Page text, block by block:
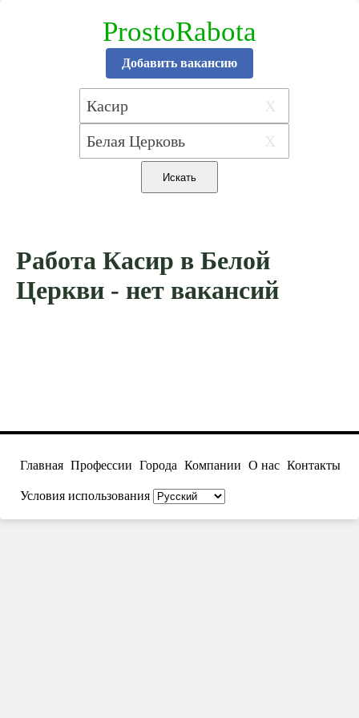
ProstoRabota
Добавить вакансию
X
X
Работа Касир в Белой
Церкви - нет вакансий
Главная Профессии Города Компании О нас Контакты
Условия использования